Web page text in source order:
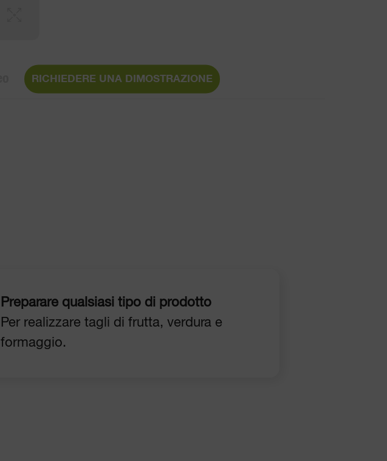
RICHIEDERE UNA DIMOSTRAZIONE
Preparare qualsiasi tipo di prodotto
Per realizzare tagli di frutta, verdura e
formaggio.